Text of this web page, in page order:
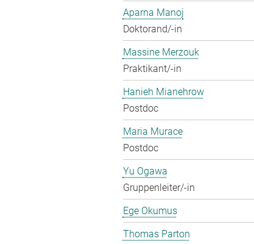
Aparna Manoj
Doktorand/-in
Massine Merzouk
Praktikant/-in
Hanieh Mianehrow
Postdoc
Maria Murace
Postdoc
Yu Ogawa
Gruppenleiter/-in
Ege Okumus
Thomas Parton